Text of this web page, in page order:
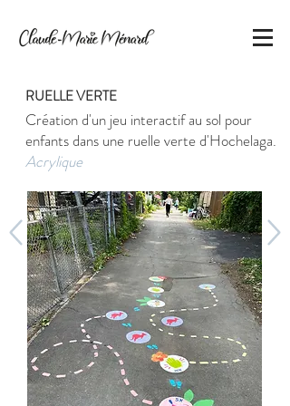
RUELLE VERTE
Création d'un jeu interactif au sol pour
enfants dans une ruelle verte d'Hochelaga.
Acrylique